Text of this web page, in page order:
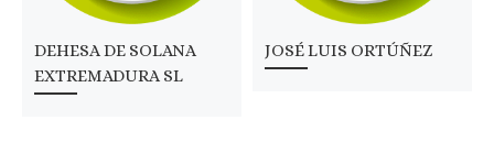
DEHESA DE SOLANA
EXTREMADURA SL
JOSÉ LUIS ORTÚÑEZ